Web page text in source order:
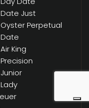
Just
Perpetual
King